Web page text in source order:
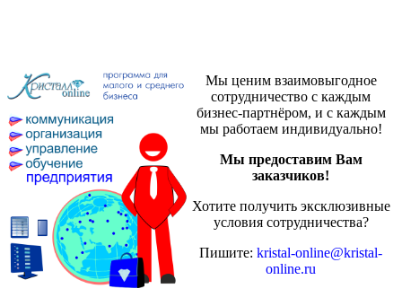
Мы ценим взаимовыгодное
сотрудничество с каждым
бизнес-партнёром, и с каждым
мы работаем индивидуально!
Мы предоставим Вам
заказчиков!
Хотите получить эксклюзивные
условия сотрудничества?
Пишите: kristal-online@kristal-
online.ru